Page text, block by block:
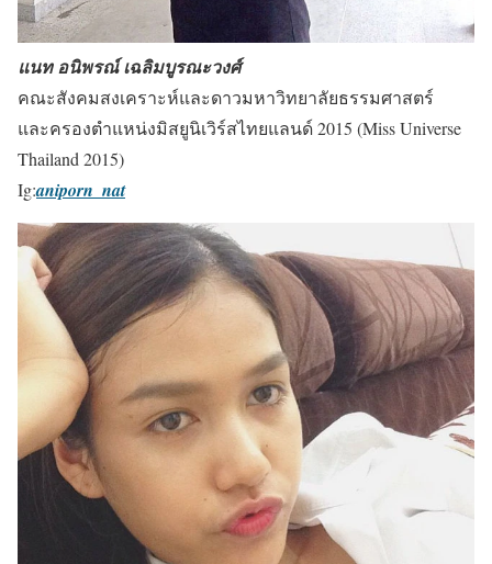
แนท อนิพรณ์ เฉลิมบูรณะวงศ์
คณะสังคมสงเคราะห์และดาวมหาวิทยาลัยธรรมศาสตร์
และครองตำแหน่งมิสยูนิเวิร์สไทยแลนด์ 2015 (Miss Universe
Thailand 2015)
Ig:aniporn_nat